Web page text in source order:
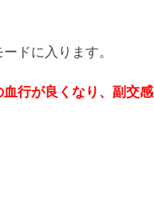
ドに入ります。
行が良くなり、副交感